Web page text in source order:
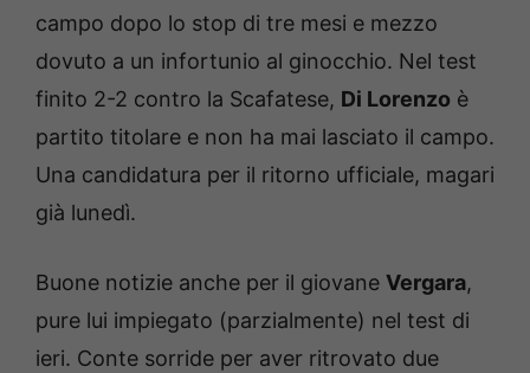
campo dopo lo stop di tre mesi e mezzo
dovuto a un infortunio al ginocchio. Nel test
finito 2-2 contro la Scafatese, Di Lorenzo è
partito titolare e non ha mai lasciato il campo.
Una candidatura per il ritorno ufficiale, magari
già lunedì.
Buone notizie anche per il giovane Vergara,
pure lui impiegato (parzialmente) nel test di
ieri. Conte sorride per aver ritrovato due